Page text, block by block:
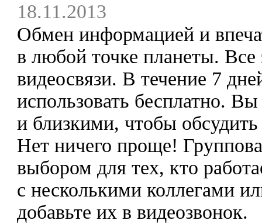
18.11.2013
Обмен информацией и
в любой точке планеты. Все
видеосвязи. В течение 7
использовать бесплатно.
и близкими, чтобы
Нет ничего проще!
выбором для тех, кто
с несколькими коллегами
добавьте их в видеозвонок.